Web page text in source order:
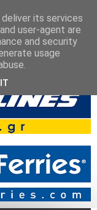
its services
user-agent are
and security
usage